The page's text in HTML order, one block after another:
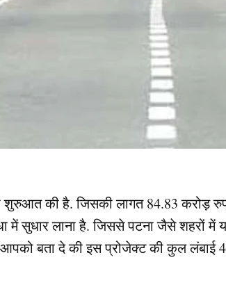
शुरुआत की है. जिसकी लागत 84.83 करोड़
में सुधार लाना है. जिससे पटना जैसे शहरों में
बता दे की इस प्रोजेक्ट की कुल लंबाई